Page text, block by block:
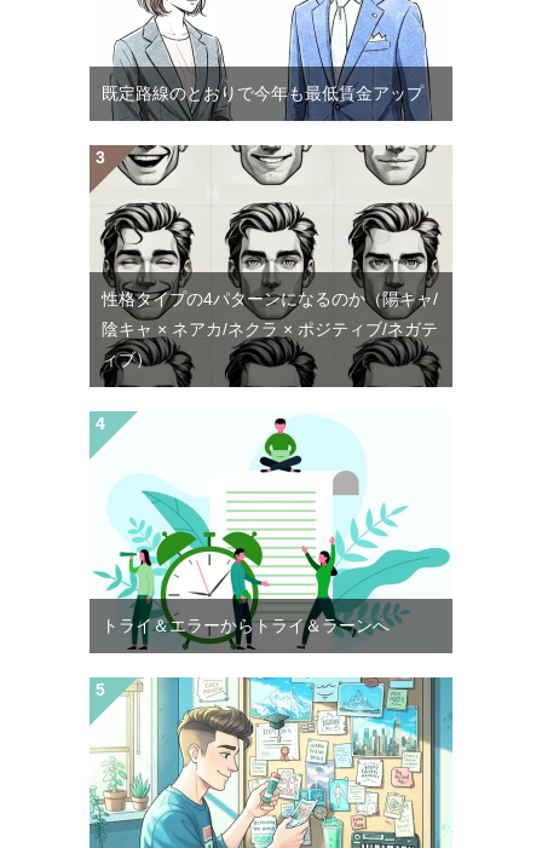
既定路線のとおりで今年も最低賃金アップ
性格タイプの4パターンになるのか（陽キャ/
陰キャ × ネアカ/ネクラ × ポジティブ/ネガテ
ィブ）
トライ＆エラーからトライ＆ラーンへ